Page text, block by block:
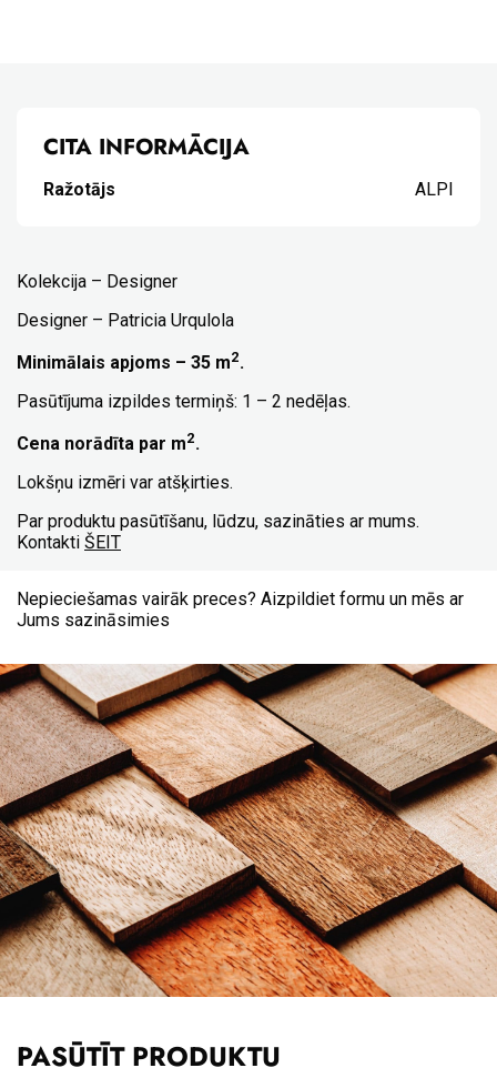
CITA INFORMĀCIJA
Ražotājs ALPI
Kolekcija – Designer
Designer – Patricia Urqulola
Minimālais apjoms – 35 m2.
Pasūtījuma izpildes termiņš: 1 – 2 nedēļas.
Cena norādīta par m2.
Lokšņu izmēri var atšķirties.
Par produktu pasūtīšanu, lūdzu, sazināties ar mums.
Kontakti ŠEIT
PASŪTĪT PRODUKTU
Nepieciešamas vairāk preces? Aizpildiet formu un mēs ar
Jums sazināsimies